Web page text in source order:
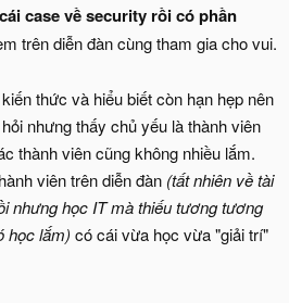
case về security rồi có phần
trên diễn đàn cùng tham gia cho vui.
thức và hiểu biết còn hạn hẹp nên
nhưng thấy chủ yếu là thành viên
thành viên cũng không nhiều lắm.
viên trên diễn đàn (tất nhiên về tài
nhưng học IT mà thiếu tương tương
học lắm) có cái vừa học vừa "giải trí"